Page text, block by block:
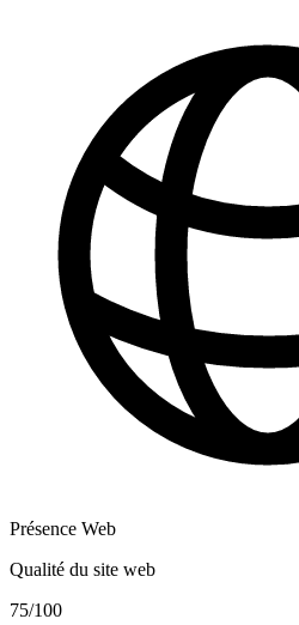
Présence Web
Qualité du site web
75/100